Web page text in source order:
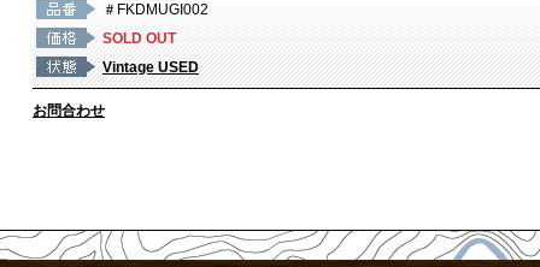
＃FKDMUGI002
SOLD OUT
Vintage USED
お問合わせ